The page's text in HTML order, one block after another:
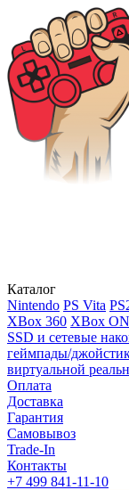
Каталог
Nintendo PS Vita
XBox 360 XBox
SSD и сетевые
геймпады/
виртуальной
Оплата
Доставка
Гарантия
Самовывоз
Trade-In
Контакты
+7 499 841-11-10